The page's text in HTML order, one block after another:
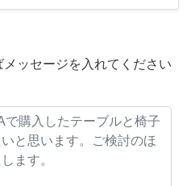
ッセージを入れてください